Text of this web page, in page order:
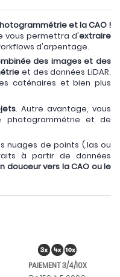
et la CAO !
vous permettra d'extraire
d'arpentage.
des images et des
et des données LiDAR.
caténaires et bien plus
. Autre avantage, vous
photogrammétrie et de
nuages de points (.las ou
à partir de données
douceur vers la CAO ou le
PAIEMENT 3/4/10X